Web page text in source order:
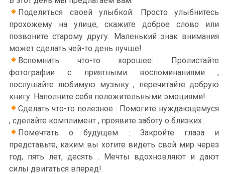
Поделиться своей улыбкой: Просто улыбнитесь
прохожему на улице, скажите доброе слово или
позвоните старому другу. Маленький знак внимания
может сделать чей-то день лучше!
Вспомнить что-то хорошее: Пролистайте
фотографии с приятными воспоминаниями ,
послушайте любимую музыку , перечитайте добрую
книгу. Наполните себя положительными эмоциями!
Сделать что-то полезное : Помогите нуждающемуся
, сделайте комплимент , проявите заботу о близких .
Помечтать о будущем : Закройте глаза и
представьте, каким вы хотите видеть свой мир через
год, пять лет, десять . Мечты вдохновляют и дают
силы двигаться вперед!